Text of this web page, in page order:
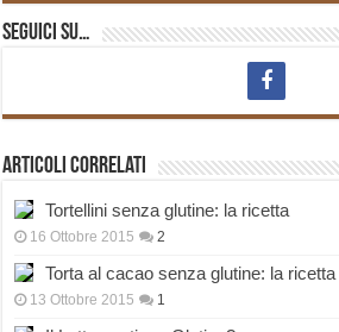
Seguici su…
Articoli correlati
Tortellini senza glutine: la ricetta
16 Ottobre 2015 2
Torta al cacao senza glutine: la ricetta
13 Ottobre 2015 1